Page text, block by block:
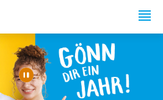
Automatische